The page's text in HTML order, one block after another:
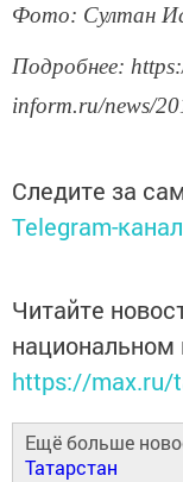
Фото: Султан
Подробнее:
inform.ru/news/
Следите за
Telegram-
Читайте
https://max.ru/
Ещё больше
Татарстан